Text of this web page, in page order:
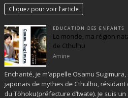
Cliquez pour voir l'article
EDUCATION DES ENFANTS
Le monde, ma région
de Cthulhu
Amine
Enchanté, je m’appelle Osamu
japonais de mythes de Cthulhu, résidant
du Tōhoku(préfecture d’Iwate). Je suis